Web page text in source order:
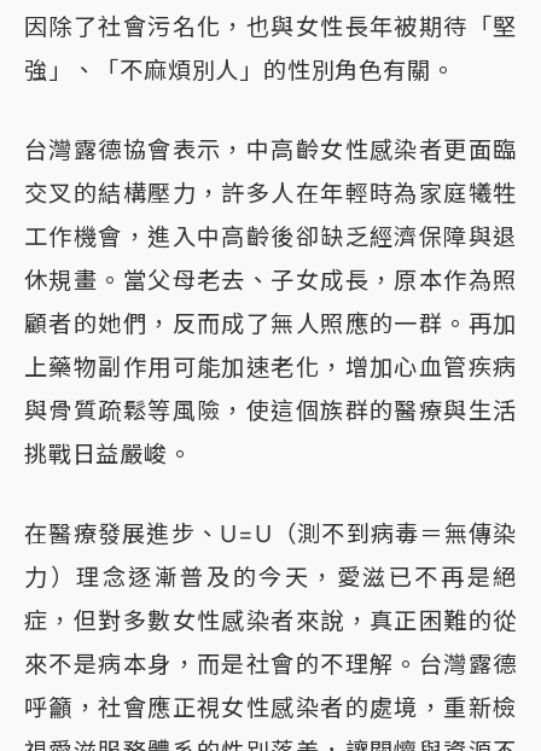
因除了社會污名化，也與女性長年被期待「堅
強」、「不麻煩別人」的性別角色有關。
台灣露德協會表示，中高齡女性感染者更面臨
交叉的結構壓力，許多人在年輕時為家庭犧牲
工作機會，進入中高齡後卻缺乏經濟保障與退
休規畫。當父母老去、子女成長，原本作為照
顧者的她們，反而成了無人照應的一群。再加
上藥物副作用可能加速老化，增加心血管疾病
與骨質疏鬆等風險，使這個族群的醫療與生活
挑戰日益嚴峻。
在醫療發展進步、U=U（測不到病毒＝無傳染
力）理念逐漸普及的今天，愛滋已不再是絕
症，但對多數女性感染者來說，真正困難的從
來不是病本身，而是社會的不理解。台灣露德
呼籲，社會應正視女性感染者的處境，重新檢